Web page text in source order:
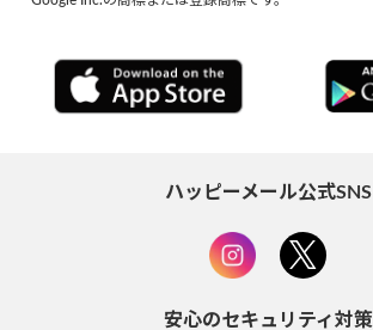
ハッピーメール公式SNS
安心のセキュリティ対策